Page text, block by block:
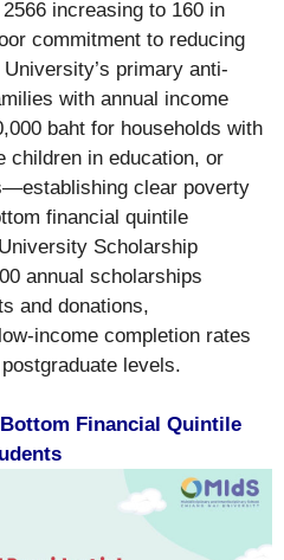
increasing to 160 in
commitment to reducing
primary anti-
with annual income
baht for households with
children in education, or
clear poverty
financial quintile
Scholarship
annual scholarships
and donations,
income completion rates
levels.
Financial Quintile